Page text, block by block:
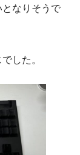
なりそうで
した。